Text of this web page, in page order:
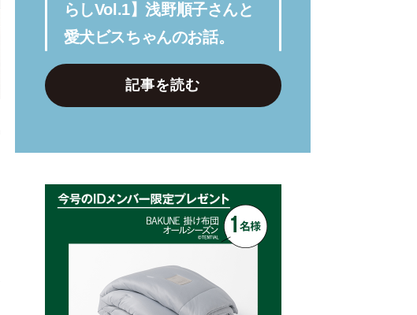
らしVol.1】浅野順子さんと
愛犬ビスちゃんのお話。
記事を読む